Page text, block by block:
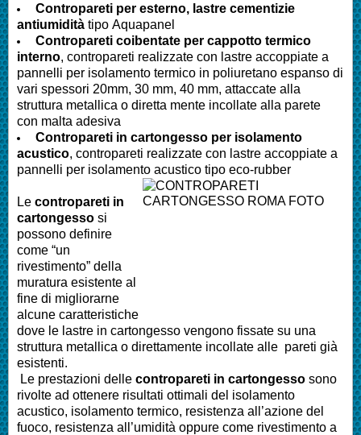
Contropareti per esterno, lastre cementizie
antiumidità tipo Aquapanel
Contropareti coibentate per cappotto termico
interno, contropareti realizzate con lastre accoppiate a
pannelli per isolamento termico in poliuretano espanso di
vari spessori 20mm, 30 mm, 40 mm, attaccate alla
struttura metallica o diretta mente incollate alla parete
con malta adesiva
Contropareti in cartongesso per isolamento
acustico, contropareti realizzate con lastre accoppiate a
pannelli per isolamento acustico tipo eco-rubber
Le contropareti in
cartongesso si
possono definire
come “un
rivestimento” della
muratura esistente al
fine di migliorarne
alcune caratteristiche
dove le lastre in cartongesso vengono fissate su una
struttura metallica o direttamente incollate alle pareti già
esistenti.
Le prestazioni delle contropareti in cartongesso sono
rivolte ad ottenere risultati ottimali del isolamento
acustico, isolamento termico, resistenza all’azione del
fuoco, resistenza all’umidità oppure come rivestimento a